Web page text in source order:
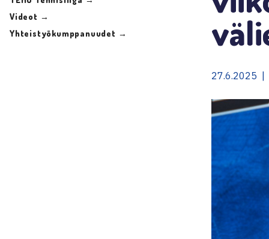
Videot →
Yhteistyökumppanuudet →
27.6.2025